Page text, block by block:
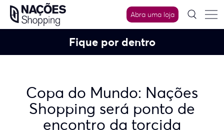
Skip
content
Abra uma loja
Fique por dentro
Copa do Mundo: Nações
Shopping será ponto de
encontro da torcida